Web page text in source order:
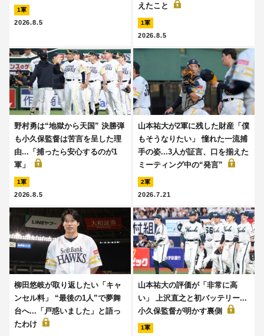
1軍
2026.8.5
えたこと
1軍
2026.8.5
野村勇は“地獄から天国” 決勝弾
も小久保監督は苦言を呈した理
由...「捕ったら安心するのが1
軍」
1軍
2026.8.5
山本祐大が2軍に残した財産「僕
もそうなりたい」 憧れた一流捕
手の姿...3人が証言、口を揃えた
ミーティング中の“発言”
2軍
2026.7.21
柳田悠岐が取り返したい「キャ
ンセル料」 “最後の1人”で夢舞
台へ...「戸惑いました」と語っ
たわけ
山本祐大の評価が「非常に高
い」 上沢直之と初バッテリー...
小久保監督が明かす裏側
1軍